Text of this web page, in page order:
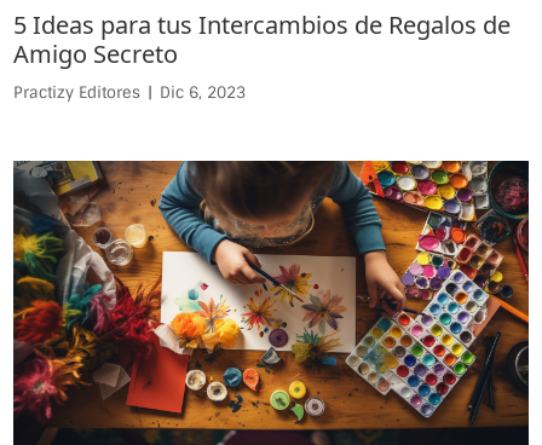
5 Ideas para tus Intercambios de Regalos de
Amigo Secreto
Practizy Editores | Dic 6, 2023